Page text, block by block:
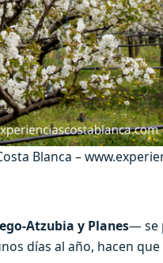
Blanca –
Atzubia y Planes— se
días al año, hacen